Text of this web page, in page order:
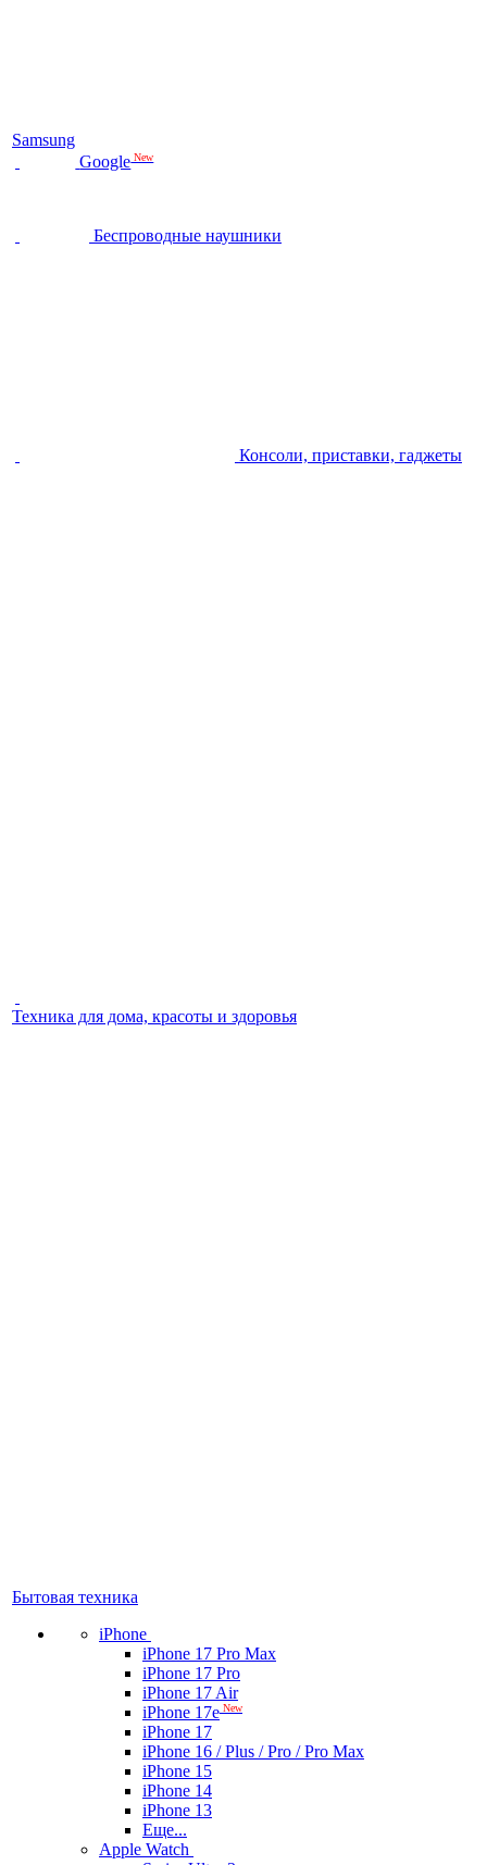
Samsung
Google New
Беспроводные наушники
Консоли, приставки, гаджеты
Техника для дома, красоты и здоровья
Бытовая техника
iPhone
iPhone 17 Pro Max
iPhone 17 Pro
iPhone 17 Air
iPhone 17e New
iPhone 17
iPhone 16 / Plus / Pro / Pro Max
iPhone 15
iPhone 14
iPhone 13
Еще...
Apple Watch